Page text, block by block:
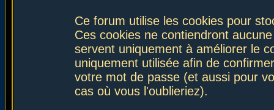
Ce forum utilise les cookies pour
Ces cookies ne contiendront
servent uniquement à améliorer le
uniquement utilisée afin de
votre mot de passe (et aussi pour
cas où vous l'oublieriez).